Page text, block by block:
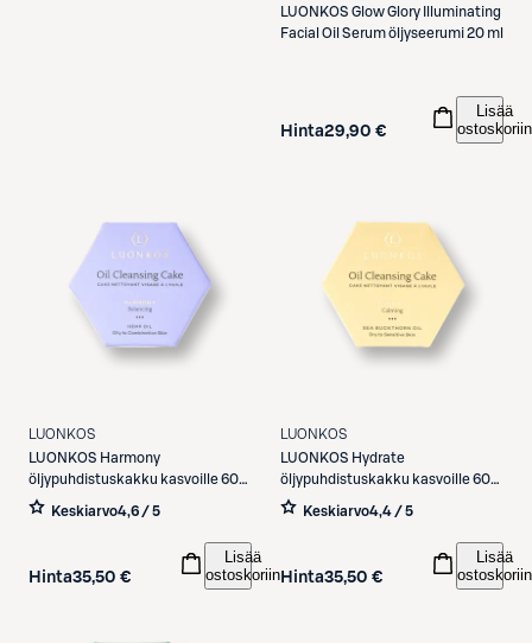
LUONKOS Glow Glory Illuminating
Facial Oil Serum öljyseerumi 20 ml
Hinta29,90 €
Lisää
ostoskoriin
LUONKOS
LUONKOS Harmony
öljypuhdistuskakku kasvoille 60
ml
Keskiarvo4,6 / 5
Hinta35,50 €
Lisää
ostoskoriin
LUONKOS
LUONKOS Hydrate
öljypuhdistuskakku kasvoille 60
ml
Keskiarvo4,4 / 5
Hinta35,50 €
Lisää
ostoskoriin